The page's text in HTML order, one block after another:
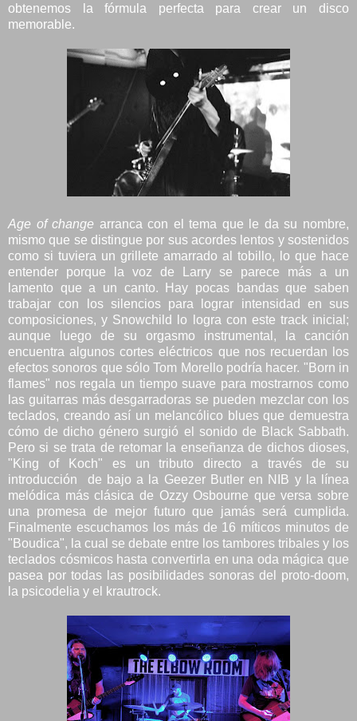
obtenemos la fórmula perfecta para crear un disco
memorable.
Age of change arranca con el tema que le da su nombre,
mismo que se distingue por sus acordes lentos y sostenidos
como si tuviera un grillete amarrado al tobillo, lo que hace
entender porque la voz de Larry se parece más a un
lamento que a un canto. Hay pocas bandas que saben
trabajar con los silencios para lograr intensidad en sus
composiciones, y Snowchild lo logra con este track inicial;
aunque luego de su orgasmo instrumental, la canción
encuentra algunos cortes eléctricos que nos recuerdan los
efectos sonoros que sólo Tom Morello podría hacer. "Born in
flames" nos regala un tiempo suave para mostrarnos como
las guitarras más desgarradoras se pueden mezclar con los
teclados, creando así un melancólico blues que demuestra
cómo de dicho género surgió el sonido de Black Sabbath.
Pero si se trata de retomar la enseñanza de dichos dioses,
"King of Koch" es un tributo directo a través de su
introducción de bajo a la Geezer Butler en NIB y la línea
melódica más clásica de Ozzy Osbourne que versa sobre
una promesa de mejor futuro que jamás será cumplida.
Finalmente escuchamos los más de 16 míticos minutos de
"Boudica", la cual se debate entre los tambores tribales y los
teclados cósmicos hasta convertirla en una oda mágica que
pasea por todas las posibilidades sonoras del proto-doom,
la psicodelia y el krautrock.